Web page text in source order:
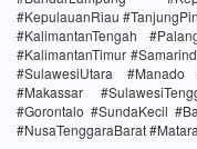
#KepulauanRiau
#KalimantanTengah
#KalimantanTimur
#SulawesiUtara #Manado
#Makassar
#Gorontalo #SundaKecil
#NusaTenggaraBarat